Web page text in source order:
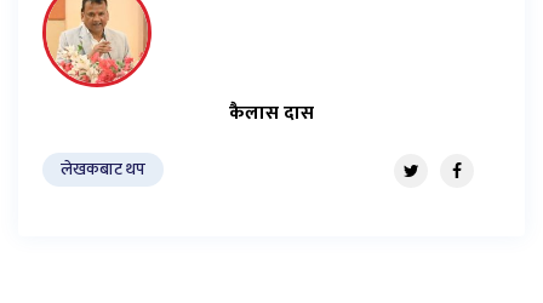
कैलास दास
लेखकबाट थप